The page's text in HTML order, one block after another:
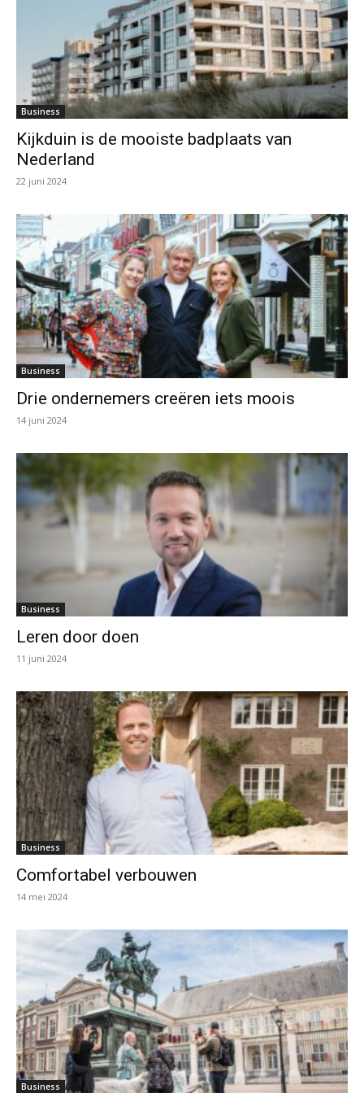
Business
Kijkduin is de mooiste badplaats van
Nederland
22 juni 2024
Business
Drie ondernemers creëren iets moois
14 juni 2024
Business
Leren door doen
11 juni 2024
Business
Comfortabel verbouwen
14 mei 2024
Business